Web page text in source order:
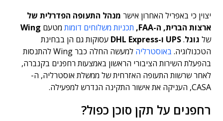
יצוין כי באפריל האחרון אישר מנהל התעופה הפדרלית של
ארצות הברית, ה-FAA,
תכניות משלוחים דומות מטעם Wing
של גוגל.UPS ו-DHL Express
עסוקות גם הן בבחינת
הטכנולוגיה. באוסטרליה
למעשה החלה כבר Wing להתנסות
בהפעלת השירות הציבורי הראשון באמצעות רחפנים בקנברה,
לאחר שרשות התעופה האזרחית של ממשלת אוסטרליה, ה-
CASA, העניקה את אישור התקינה הנדרש למפעילה.
רחפנים על תקן סוכן כפול?